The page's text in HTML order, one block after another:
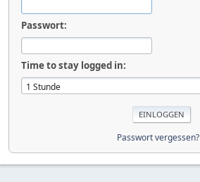
Passwort:
Time to stay logged in:
Passwort vergessen?